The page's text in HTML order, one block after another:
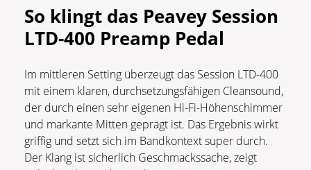
So klingt das Peavey Session
LTD-400 Preamp Pedal
Im mittleren Setting überzeugt das Session LTD-400
mit einem klaren, durchsetzungsfähigen Cleansound,
der durch einen sehr eigenen Hi-Fi-Höhenschimmer
und markante Mitten geprägt ist. Das Ergebnis wirkt
griffig und setzt sich im Bandkontext super durch.
Der Klang ist sicherlich Geschmackssache, zeigt